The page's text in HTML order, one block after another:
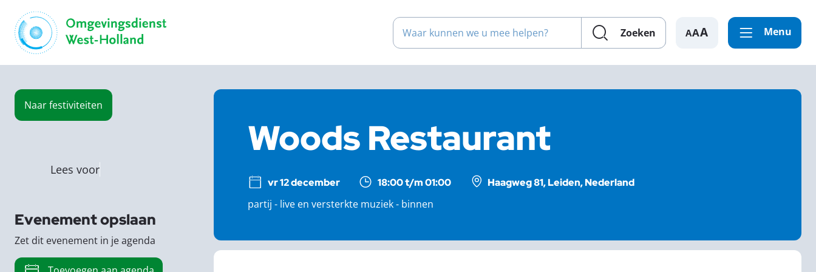
Waar kunnen we u mee helpen?
Zoeken A Menu
Naarfestiviteiten
Woods Restaurant
vr 12 december 18:00 t/m 01:00
Haagweg 81, Leiden, Nederland
partij - live en versterkte muziek - binnen
Lees voor
Evenement opslaan
Zet dit evenement in je agenda